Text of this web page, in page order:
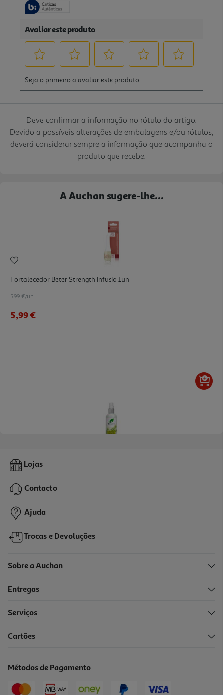
Deve confirmar a informação no rótulo do artigo.
Devido a possíveis alterações de embalagens e/ou rótulos,
deverá considerar sempre a informação que acompanha o
produto que recebe.
A Auchan sugere-lhe...
Fortalecedor Beter Strength Infusio 1un
5.99 €/un
5,99 €
Spray Pés Dr.organic Bio Óleo Melaleuca 100ml
9,99 €
-20%
Price reduced from
37,80 €to
Promoção
Lojas
Contacto
Ajuda
Trocas e Devoluções
Sobre a Auchan
Entregas
Serviços
Cartões
Métodos de Pagamento